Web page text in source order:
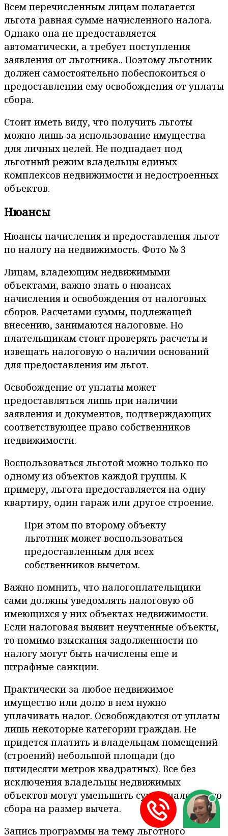
Всем перечисленным лицам полагается
льгота равная сумме начисленного налога.
Однако она не предоставляется
автоматически, а требует поступления
заявления от льготника.. Поэтому льготник
должен самостоятельно побеспокоиться о
предоставлении ему освобождения от уплаты
сбора.
Стоит иметь виду, что получить льготы
можно лишь за использование имущества
для личных целей. Не подпадает под
льготный режим владельцы единых
комплексов недвижимости и недостроенных
объектов.
Нюансы
Нюансы начисления и предоставления льгот
по налогу на недвижимость. Фото № 3
Лицам, владеющим недвижимыми
объектами, важно знать о нюансах
начисления и освобождения от налоговых
сборов. Расчетами суммы, подлежащей
внесению, занимаются налоговые. Но
плательщикам стоит проверять расчеты и
извещать налоговую о наличии оснований
для предоставления им льгот.
Освобождение от уплаты может
предоставляться лишь при наличии
заявления и документов, подтверждающих
соответствующее право собственников
недвижимости.
Воспользоваться льготой можно только по
одному из объектов каждой группы. К
примеру, льгота предоставляется на одну
квартиру, один гараж или другое строение.
При этом по второму объекту
льготник может воспользоваться
предоставленным для всех
собственников вычетом.
Важно помнить, что налогоплательщики
сами должны уведомлять налоговую об
имеющихся у них объектах недвижимости.
Если налоговая выявит неучтенные объекты,
то помимо взыскания задолженности по
налогу могут быть начислены еще и
штрафные санкции.
Практически за любое недвижимое
имущество или долю в нем нужно
уплачивать налог. Освобождаются от уплаты
лишь некоторые категории граждан. Не
придется платить и владельцам помещений
(строений) небольшой площади (до
пятидесяти метров квадратных). Все без
исключения владельцы недвижимых
объектов могут уменьшить сумму налогового
сбора на размер вычета.
Запись программы на тему льготного